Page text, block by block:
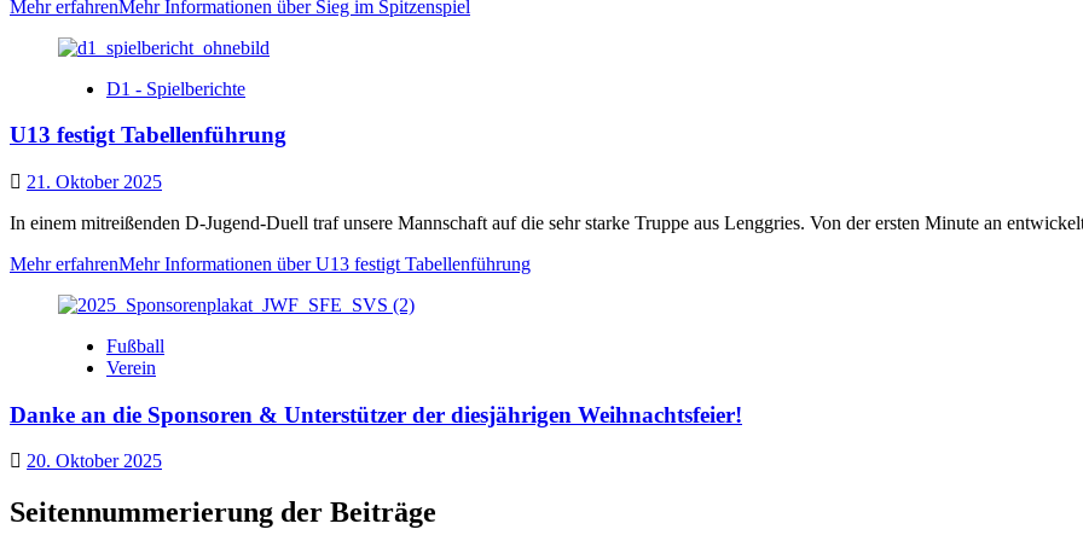
Mehr erfahrenMehr Informationen über Sieg im Spitzenspiel
D1 - Spielberichte
U13 festigt Tabellenführung
21. Oktober 2025
In einem mitreißenden D‑Jugend‑Duell traf unsere Mannschaft auf die sehr starke Truppe aus Lenggries. Von der ersten Minute an
Mehr erfahrenMehr Informationen über U13 festigt Tabellenführung
Fußball
Verein
Danke an die Sponsoren & Unterstützer der diesjährigen Weihnachtsfeier!
20. Oktober 2025
Seitennummerierung der Beiträge